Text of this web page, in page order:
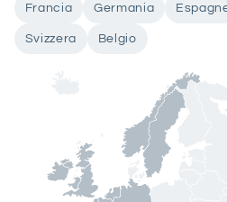
Francia Germania
Svizzera Belgio